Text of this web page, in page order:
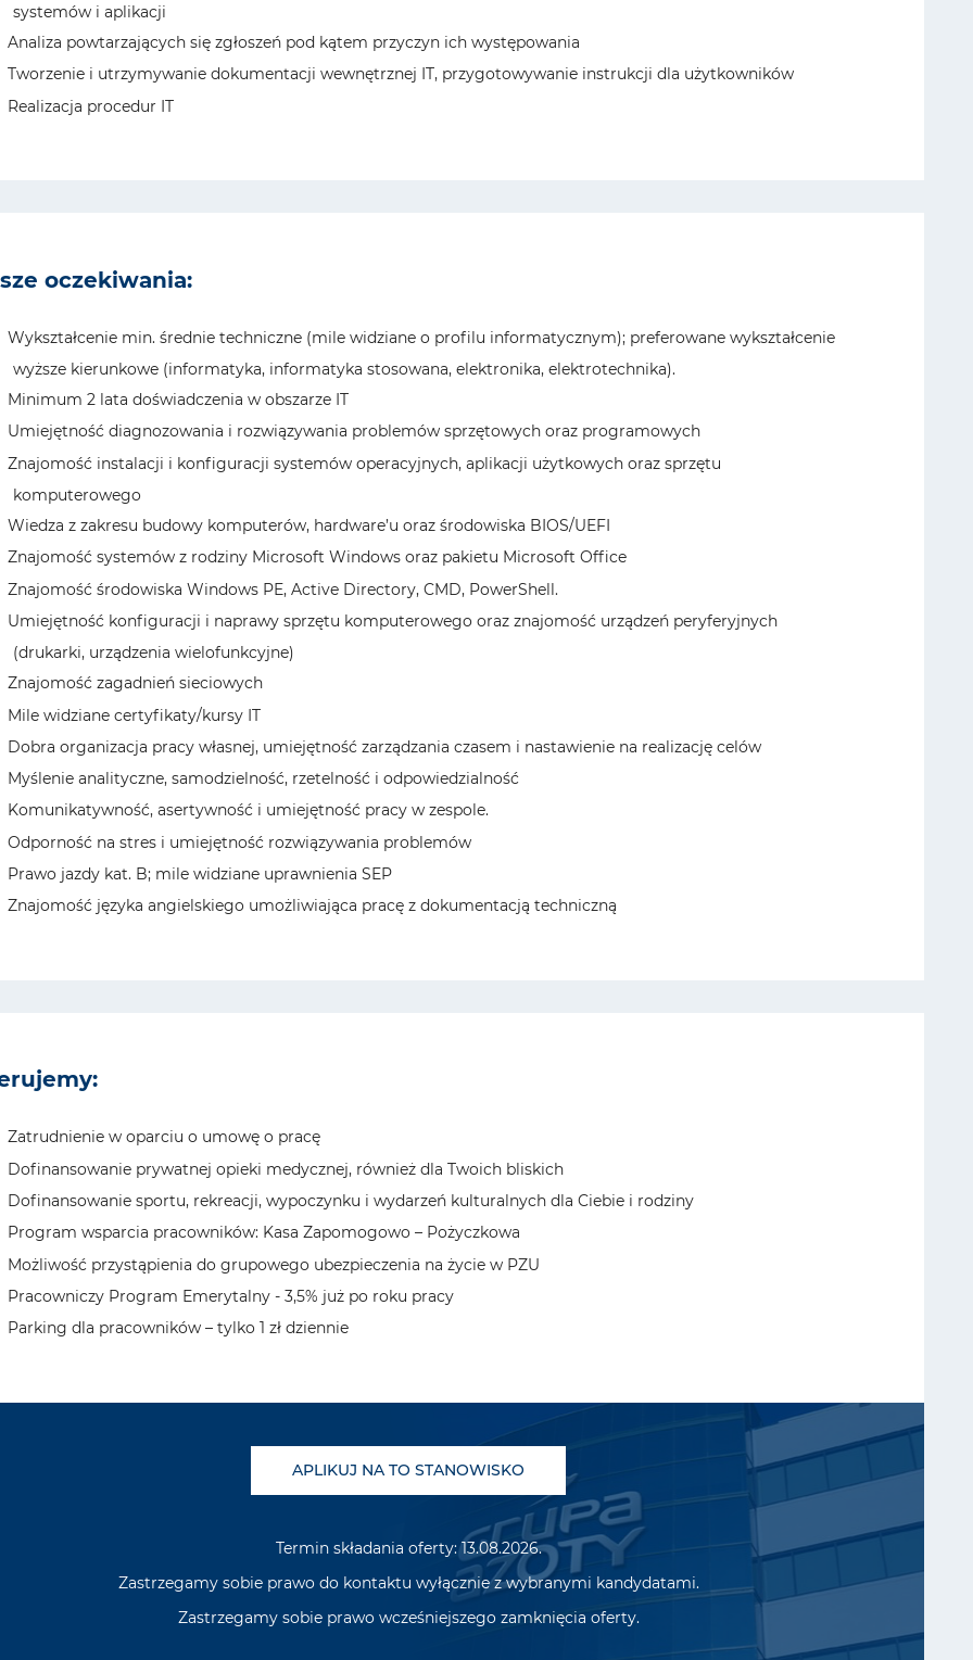
systemów i aplikacji
Analiza powtarzających się zgłoszeń pod kątem przyczyn ich występowania
Tworzenie i utrzymywanie dokumentacji wewnętrznej IT, przygotowywanie instrukcji dla użytkowników
Realizacja procedur IT
oczekiwania:
Wykształcenie min. średnie techniczne (mile widziane o profilu informatycznym); preferowane wykształcenie
wyższe kierunkowe (informatyka, informatyka stosowana, elektronika, elektrotechnika).
Minimum 2 lata doświadczenia w obszarze IT
Umiejętność diagnozowania i rozwiązywania problemów sprzętowych oraz programowych
Znajomość instalacji i konfiguracji systemów operacyjnych, aplikacji użytkowych oraz sprzętu
komputerowego
Wiedza z zakresu budowy komputerów, hardware’u oraz środowiska BIOS/UEFI
Znajomość systemów z rodziny Microsoft Windows oraz pakietu Microsoft Office
Znajomość środowiska Windows PE, Active Directory, CMD, PowerShell.
Umiejętność konfiguracji i naprawy sprzętu komputerowego oraz znajomość urządzeń peryferyjnych
(drukarki, urządzenia wielofunkcyjne)
Znajomość zagadnień sieciowych
Mile widziane certyfikaty/kursy IT
Dobra organizacja pracy własnej, umiejętność zarządzania czasem i nastawienie na realizację celów
Myślenie analityczne, samodzielność, rzetelność i odpowiedzialność
Komunikatywność, asertywność i umiejętność pracy w zespole.
Odporność na stres i umiejętność rozwiązywania problemów
Prawo jazdy kat. B; mile widziane uprawnienia SEP
Znajomość języka angielskiego umożliwiająca pracę z dokumentacją techniczną
Zatrudnienie w oparciu o umowę o pracę
Dofinansowanie prywatnej opieki medycznej, również dla Twoich bliskich
Dofinansowanie sportu, rekreacji, wypoczynku i wydarzeń kulturalnych dla Ciebie i rodziny
Program wsparcia pracowników: Kasa Zapomogowo – Pożyczkowa
Możliwość przystąpienia do grupowego ubezpieczenia na życie w PZU
Pracowniczy Program Emerytalny - 3,5% już po roku pracy
Parking dla pracowników – tylko 1 zł dziennie
APLIKUJ NA TO STANOWISKO
Termin składania oferty: 13.08.2026.
Zastrzegamy sobie prawo do kontaktu wyłącznie z wybranymi kandydatami.
Zastrzegamy sobie prawo wcześniejszego zamknięcia oferty.